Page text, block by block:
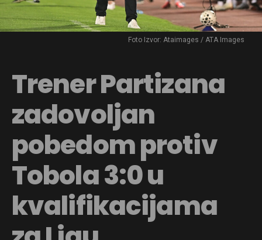
Foto Izvor: Ataimages / ATA Images
Trener Partizana
zadovoljan
pobedom protiv
Tobola 3:0 u
kvalifikacijama